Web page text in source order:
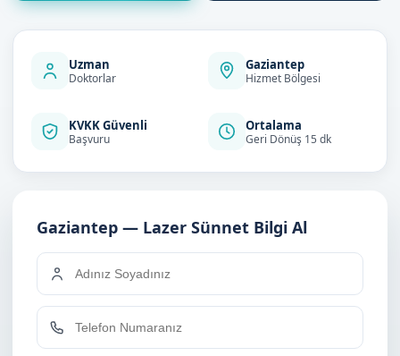
Uzman
Doktorlar
Gaziantep
Hizmet Bölgesi
KVKK Güvenli
Başvuru
Ortalama
Geri Dönüş 15 dk
Gaziantep — Lazer Sünnet Bilgi Al